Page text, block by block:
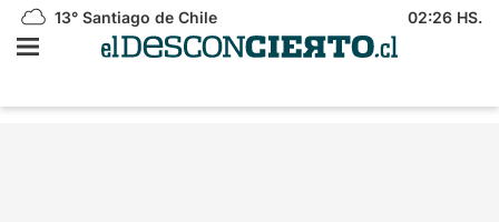
13° Santiago de Chile 02:26 HS.